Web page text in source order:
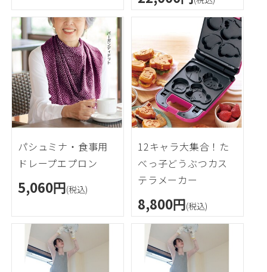
パシュミナ・食事用
ドレープエプロン
5,060円(税込)
12キャラ大集合！た
べっ子どうぶつカス
テラメーカー
8,800円(税込)